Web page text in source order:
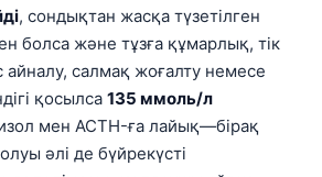
, сондықтан жасқа түзетілген
болса және тұзға құмарлық, тік
айналу, салмақ жоғалту немесе
қосылса 135 ммоль/л
мен ACTH-ға лайық—бірақ
әлі де бүйрекүсті